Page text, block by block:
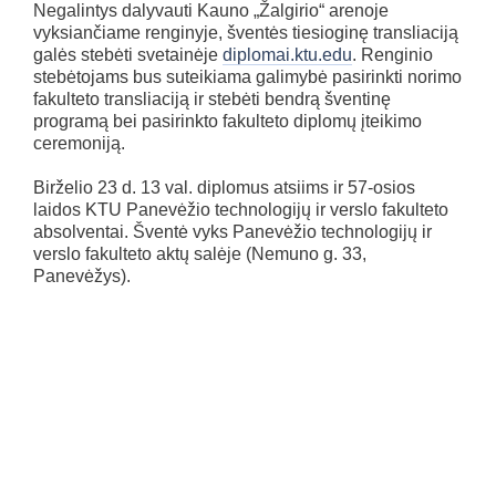
Negalintys dalyvauti Kauno „Žalgirio“ arenoje
vyksiančiame renginyje, šventės tiesioginę transliaciją
galės stebėti svetainėje diplomai.ktu.edu. Renginio
stebėtojams bus suteikiama galimybė pasirinkti norimo
fakulteto transliaciją ir stebėti bendrą šventinę
programą bei pasirinkto fakulteto diplomų įteikimo
ceremoniją.
Birželio 23 d. 13 val. diplomus atsiims ir 57-osios
laidos KTU Panevėžio technologijų ir verslo fakulteto
absolventai. Šventė vyks Panevėžio technologijų ir
verslo fakulteto aktų salėje (Nemuno g. 33,
Panevėžys).